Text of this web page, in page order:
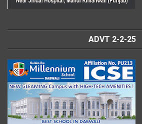
ADVT 2-2-25